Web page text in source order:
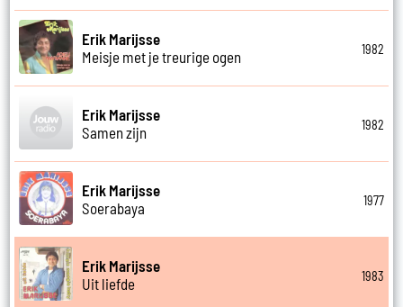
Erik Marijsse
Meisje met je treurige ogen
1982
Erik Marijsse
Samen zijn
1982
Erik Marijsse
Soerabaya
1977
Erik Marijsse
Uit liefde
1983